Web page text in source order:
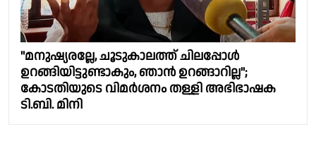
"മനുഷ്യരല്ലേ, ചൂടുകാലത്ത് ചിലപ്പോൾ
ഉറങ്ങിയിട്ടുണ്ടാകും, ഞാൻ ഉറങ്ങാറില്ല";
കോടതിയുടെ വിമർശനം തള്ളി അഭിഭാഷക
ടി.ബി. മിനി